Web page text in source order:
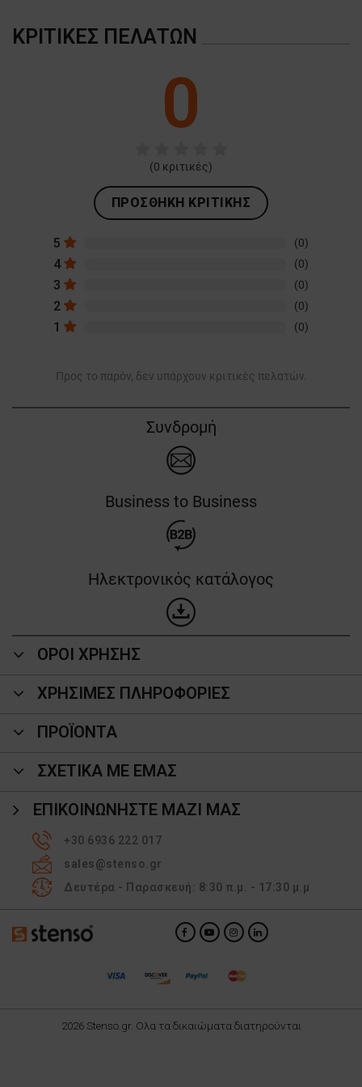
ΚΡΙΤΙΚΈΣ ΠΕΛΑΤΏΝ
0
(0 κριτικές)
ΠΡΟΣΘΉΚΗ ΚΡΙΤΙΚΉΣ
5 (0)
4 (0)
3 (0)
2 (0)
1 (0)
Προς το παρόν, δεν υπάρχουν κριτικές πελατών.
Συνδρομή
Business to Business
Ηλεκτρονικός κατάλογος
ΟΡΟΙ ΧΡΗΣΗΣ
ΧΡΗΣΙΜΕΣ ΠΛΗΡΟΦΟΡΙΕΣ
ΠΡΟΪΌΝΤΑ
ΣΧΕΤΙΚΑ ΜΕ ΕΜΑΣ
ΕΠΙΚΟΙΝΩΝΉΣΤΕ ΜΑΖΊ ΜΑΣ
+30 6936 222 017
sales@stenso.gr
Δευτέρα - Παρασκευή: 8:30 π.μ. - 17:30 μ.μ
2026 Stenso.gr. Ολα τα δικαιώματα διατηρούνται